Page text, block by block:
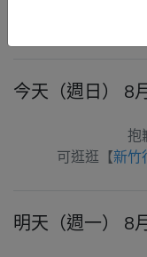
今天（週日） 8
抱
可逛逛【新竹
明天（週一） 8